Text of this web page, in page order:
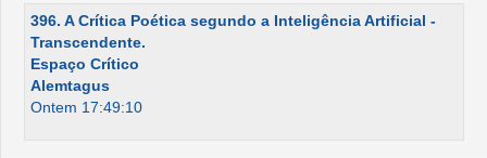
396. A Crítica Poética segundo a Inteligência Artificial -
Transcendente.
Espaço Crítico
Alemtagus
Ontem 17:49:10